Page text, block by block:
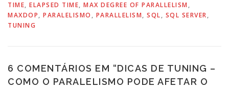
TIME, ELAPSED TIME, MAX DEGREE OF PARALLELISM ,
MAXDOP, PARALELISMO , PARALLELISM, SQL, SQL SERVER,
TUNING
6 COMENTÁRIOS EM “DICAS DE TUNING –
COMO O PARALELISMO PODE AFETAR O